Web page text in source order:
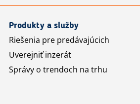
Produkty a služby
Riešenia pre predávajúcich
Uverejniť inzerát
Správy o trendoch na trhu